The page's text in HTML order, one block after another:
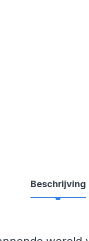
Beschrijving